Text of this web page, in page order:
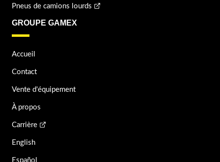
Pneus de camions lourds
GROUPE GAMEX
Accueil
Contact
Vente d'équipement
À propos
Carrière
English
Español